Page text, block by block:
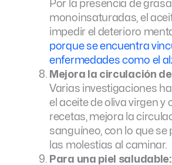
Por la presencia de
monoinsaturadas, el
impedir el deterioro
porque se encuentra
enfermedades como el
Mejora la circulación
Varias investigaciones
el aceite de oliva virgen y
recetas, mejora la
sanguíneo, con lo que se
las molestias al caminar.
Para una piel saludable: